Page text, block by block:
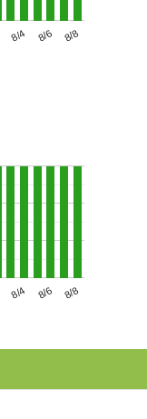
8/4 8/6 8/8
8/4 8/6 8/8